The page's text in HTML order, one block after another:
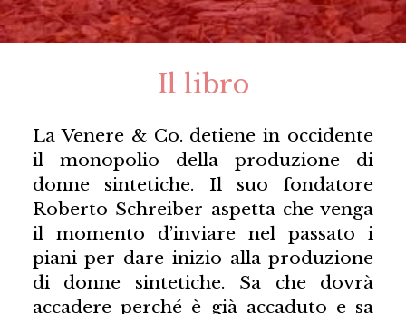
Il libro
La Venere & Co. detiene in occidente
il monopolio della produzione di
donne sintetiche. Il suo fondatore
Roberto Schreiber aspetta che venga
il momento d’inviare nel passato i
piani per dare inizio alla produzione
di donne sintetiche. Sa che dovrà
accadere perché è già accaduto e sa